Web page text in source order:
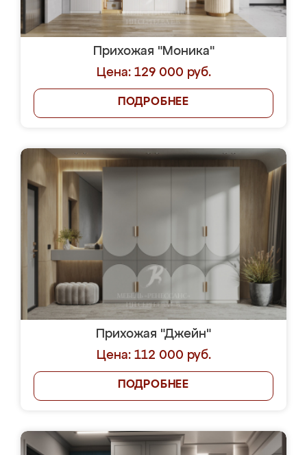
Прихожая "Моника"
Цена: 129 000 руб.
ПОДРОБНЕЕ
Прихожая "Джейн"
Цена: 112 000 руб.
ПОДРОБНЕЕ